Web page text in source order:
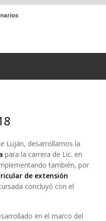
Luján, desarrollamos la
para la carrera de Lic. en
también, por
de extensión
concluyó con el
en el marco del